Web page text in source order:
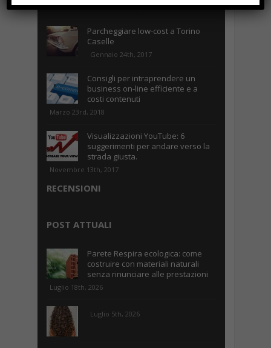
Novembre 2nd, 2017
Parcheggiare low-cost a Torino
Caselle
Gennaio 24th, 2017
Consigli per intraprendere un
business on-line efficiente e a
costi contenuti
Marzo 23rd, 2018
Visualizzazioni YouTube: 6
suggerimenti per andare verso la
strada giusta.
Novembre 13th, 2017
RECENSIONI
POST ATTUALI
Parete Respira ecologica: come
costruire con materiali naturali
senza rinunciare alle prestazioni
Luglio 18th, 2026
Luglio 5th, 2026